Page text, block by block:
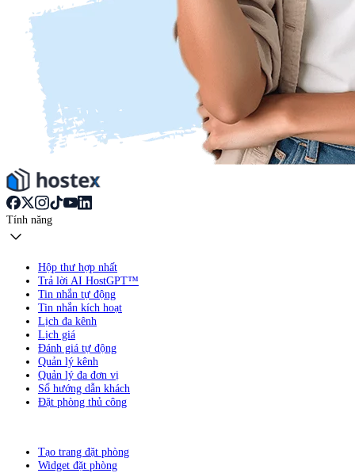
Tính năng
Hộp thư hợp nhất
Trả lời AI HostGPT™
Tin nhắn tự động
Tin nhắn kích hoạt
Lịch đa kênh
Lịch giá
Đánh giá tự động
Quản lý kênh
Quản lý đa đơn vị
Sổ hướng dẫn khách
Đặt phòng thủ công
Tạo trang đặt phòng
Widget đặt phòng